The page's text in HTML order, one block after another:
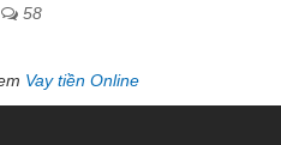
58
Vay tiền Online